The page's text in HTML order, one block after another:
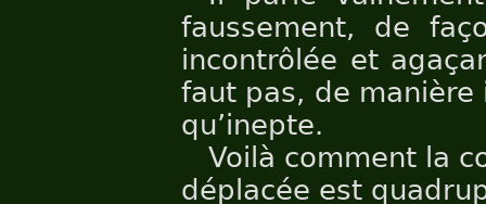
faussement, de
incontrôlée et
faut pas, de
qu’inepte.
Voilà comment la
déplacée est